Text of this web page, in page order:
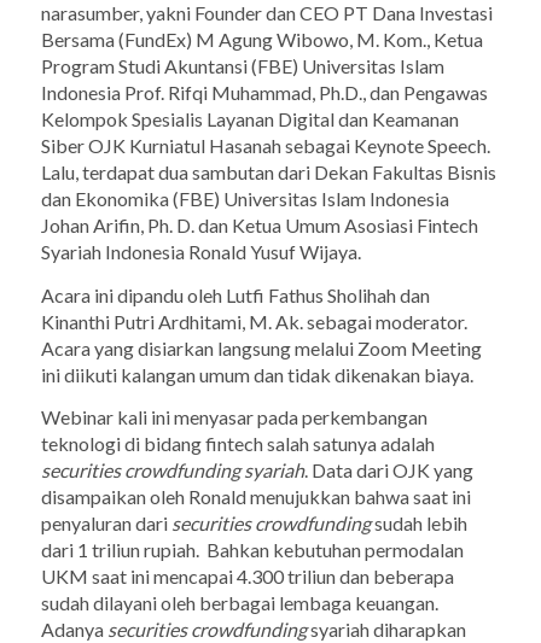
narasumber, yakni Founder dan CEO PT Dana Investasi
Bersama (FundEx) M Agung Wibowo, M. Kom., Ketua
Program Studi Akuntansi (FBE) Universitas Islam
Indonesia Prof. Rifqi Muhammad, Ph.D., dan Pengawas
Kelompok Spesialis Layanan Digital dan Keamanan
Siber OJK Kurniatul Hasanah sebagai Keynote Speech.
Lalu, terdapat dua sambutan dari Dekan Fakultas Bisnis
dan Ekonomika (FBE) Universitas Islam Indonesia
Johan Arifin, Ph. D. dan Ketua Umum Asosiasi Fintech
Syariah Indonesia Ronald Yusuf Wijaya.
Acara ini dipandu oleh Lutfi Fathus Sholihah dan
Kinanthi Putri Ardhitami, M. Ak. sebagai moderator.
Acara yang disiarkan langsung melalui Zoom Meeting
ini diikuti kalangan umum dan tidak dikenakan biaya.
Webinar kali ini menyasar pada perkembangan
teknologi di bidang fintech salah satunya adalah
securities crowdfunding syariah. Data dari OJK yang
disampaikan oleh Ronald menujukkan bahwa saat ini
penyaluran dari securities crowdfundingsudah lebih
dari 1 triliun rupiah. Bahkan kebutuhan permodalan
UKM saat ini mencapai 4.300 triliun dan beberapa
sudah dilayani oleh berbagai lembaga keuangan.
Adanya securities crowdfundingsyariah diharapkan